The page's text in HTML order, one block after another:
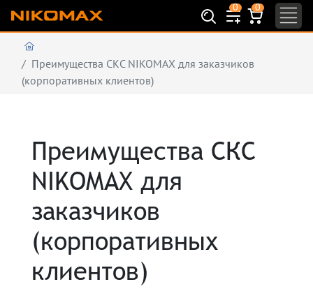
0 0
Преимущества СКС NIKOMAX для заказчиков
(корпоративных клиентов)
Преимущества СКС
NIKOMAX для
заказчиков
(корпоративных
клиентов)